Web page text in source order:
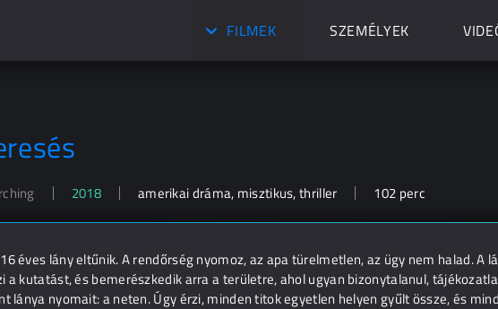
FILMEK SZEMÉLYEK
2018 amerikai dráma, misztikus, thriller 102 perc
éves lány eltűnik. A rendőrség nyomoz, az apa türelmetlen, az ügy nem halad. A
a kutatást, és bemerészkedik arra a területre, ahol ugyan bizonytalanul,
lánya nyomait: a neten. Úgy érzi, minden titok egyetlen helyen gyűlt össze, és